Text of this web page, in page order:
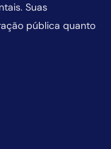
Suas
pública quanto